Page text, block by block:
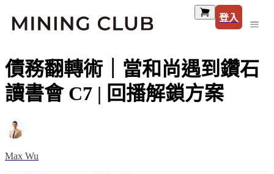
登入
債務翻轉術｜當和尚遇到鑽石
讀書會 C7 | 回播解鎖方案
Max Wu